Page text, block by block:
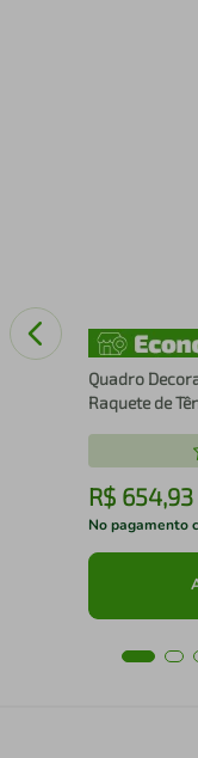
Quadro
Raquete de
R$ 654,93
No pagamento